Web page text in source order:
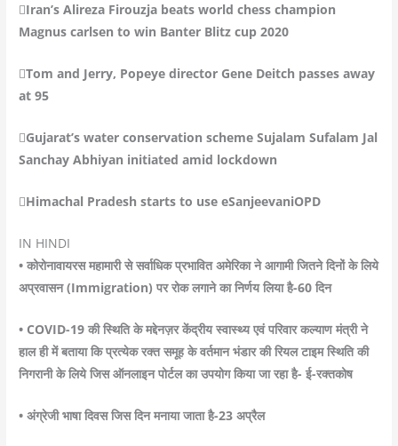
Iran’s Alireza Firouzja beats world chess champion
Magnus carlsen to win Banter Blitz cup 2020
Tom and Jerry, Popeye director Gene Deitch passes away
at 95
Gujarat’s water conservation scheme Sujalam Sufalam Jal
Sanchay Abhiyan initiated amid lockdown
Himachal Pradesh starts to use eSanjeevaniOPD
IN HINDI
• कोरोनावायरस महामारी से सर्वाधिक प्रभावित अमेरिका ने आगामी जितने दिनों के लिये
अप्रवासन (Immigration) पर रोक लगाने का निर्णय लिया है-60 दिन
• COVID-19 की स्थिति के मद्देनज़र केंद्रीय स्वास्थ्य एवं परिवार कल्याण मंत्री ने
हाल ही में बताया कि प्रत्येक रक्त समूह के वर्तमान भंडार की रियल टाइम स्थिति की
निगरानी के लिये जिस ऑनलाइन पोर्टल का उपयोग किया जा रहा है- ई-रक्तकोष
• अंग्रेजी भाषा दिवस जिस दिन मनाया जाता है-23 अप्रैल